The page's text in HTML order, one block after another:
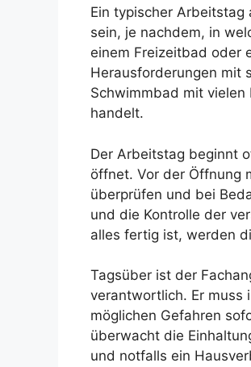
Ein typischer
sein, je nachdem, in
einem Freizeitbad oder
Herausforderungen mit
Schwimmbad mit vielen
handelt.
Der Arbeitstag beginnt
öffnet. Vor der Öffnung
überprüfen und bei
und die Kontrolle der
alles fertig ist, werden
Tagsüber ist der
verantwortlich. Er muss
möglichen Gefahren
überwacht die
und notfalls ein